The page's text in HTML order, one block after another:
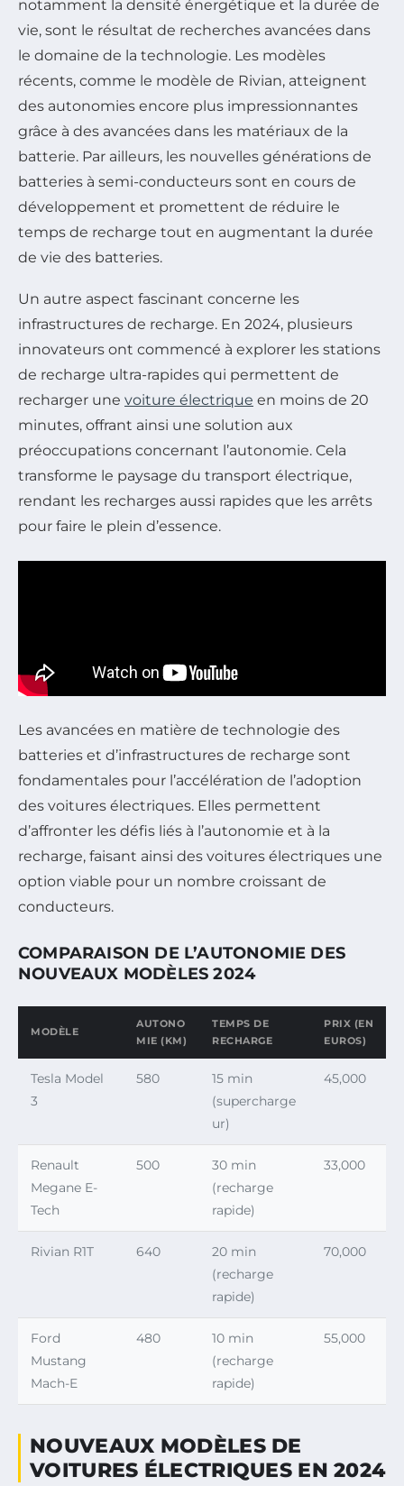
notamment la densité énergétique et la durée de
vie, sont le résultat de recherches avancées dans
le domaine de la technologie. Les modèles
récents, comme le modèle de Rivian, atteignent
des autonomies encore plus impressionnantes
grâce à des avancées dans les matériaux de la
batterie. Par ailleurs, les nouvelles générations de
batteries à semi-conducteurs sont en cours de
développement et promettent de réduire le
temps de recharge tout en augmentant la durée
de vie des batteries.
Un autre aspect fascinant concerne les
infrastructures de recharge. En 2024, plusieurs
innovateurs ont commencé à explorer les stations
de recharge ultra-rapides qui permettent de
recharger une voiture électrique en moins de 20
minutes, offrant ainsi une solution aux
préoccupations concernant l’autonomie. Cela
transforme le paysage du transport électrique,
rendant les recharges aussi rapides que les arrêts
pour faire le plein d’essence.
Les avancées en matière de technologie des
batteries et d’infrastructures de recharge sont
fondamentales pour l’accélération de l’adoption
des voitures électriques. Elles permettent
d’affronter les défis liés à l’autonomie et à la
recharge, faisant ainsi des voitures électriques une
option viable pour un nombre croissant de
conducteurs.
COMPARAISON DE L’AUTONOMIE DES
NOUVEAUX MODÈLES 2024
MODÈLE
AUTONO
MIE (KM)
TEMPS DE
RECHARGE
PRIX (EN
EUROS)
Tesla Model
3
580
15 min
(supercharge
ur)
45,000
Renault
Megane E-
Tech
500
30 min
(recharge
rapide)
33,000
Rivian R1T 640
20 min
(recharge
rapide)
70,000
Ford
Mustang
Mach-E
480
10 min
(recharge
rapide)
55,000
NOUVEAUX MODÈLES DE
VOITURES ÉLECTRIQUES EN 2024